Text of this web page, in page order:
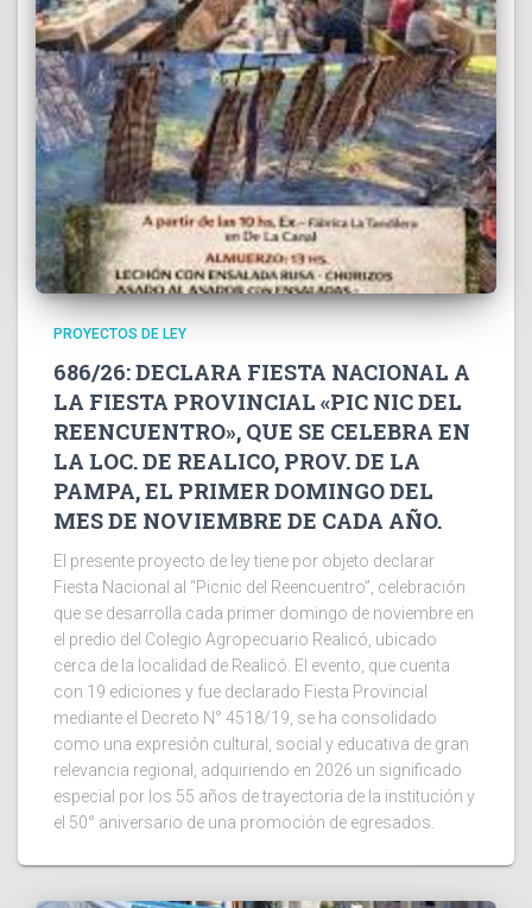
PROYECTOS DE LEY
686/26: DECLARA FIESTA NACIONAL A
LA FIESTA PROVINCIAL «PIC NIC DEL
REENCUENTRO», QUE SE CELEBRA EN
LA LOC. DE REALICO, PROV. DE LA
PAMPA, EL PRIMER DOMINGO DEL
MES DE NOVIEMBRE DE CADA AÑO.
El presente proyecto de ley tiene por objeto declarar
Fiesta Nacional al “Picnic del Reencuentro”, celebración
que se desarrolla cada primer domingo de noviembre en
el predio del Colegio Agropecuario Realicó, ubicado
cerca de la localidad de Realicó. El evento, que cuenta
con 19 ediciones y fue declarado Fiesta Provincial
mediante el Decreto N° 4518/19, se ha consolidado
como una expresión cultural, social y educativa de gran
relevancia regional, adquiriendo en 2026 un significado
especial por los 55 años de trayectoria de la institución y
el 50° aniversario de una promoción de egresados.